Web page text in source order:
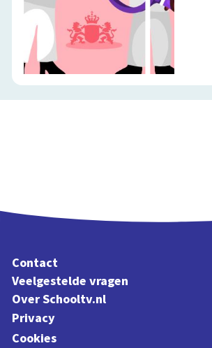
Contact
Veelgestelde vragen
Over Schooltv.nl
Privacy
Cookies